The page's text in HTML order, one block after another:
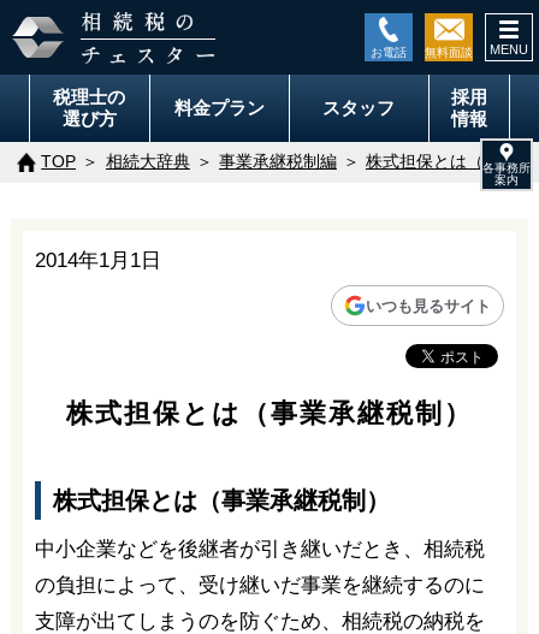
税理士の
選び方
料金プラン スタッフ
採用
情報
TOP 相続大辞典 事業承継税制編 株式担保とは（事業承
2014年1月1日
いつも見るサイト
株式担保とは（事業承継税制）
株式担保とは（事業承継税制）
中小企業などを後継者が引き継いだとき、相続税
の負担によって、受け継いだ事業を継続するのに
支障が出てしまうのを防ぐため、相続税の納税を